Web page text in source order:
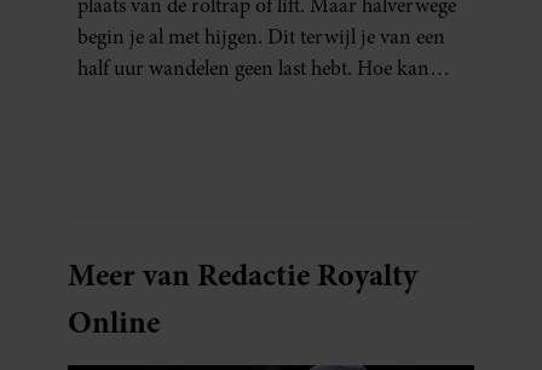
begin je al met hijgen. Dit terwijl je van een
half uur wandelen geen last hebt. Hoe kan
Meer van Redactie Royalty
Online